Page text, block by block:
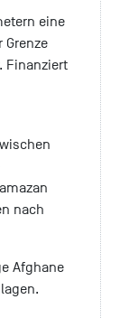
eine
Finanziert
nach
Afghane